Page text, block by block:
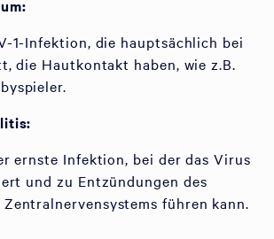
1-Infektion, die hauptsächlich bei
die Hautkontakt haben, wie z.B.
ernste Infektion, bei der das Virus
und zu Entzündungen des
führen kann.